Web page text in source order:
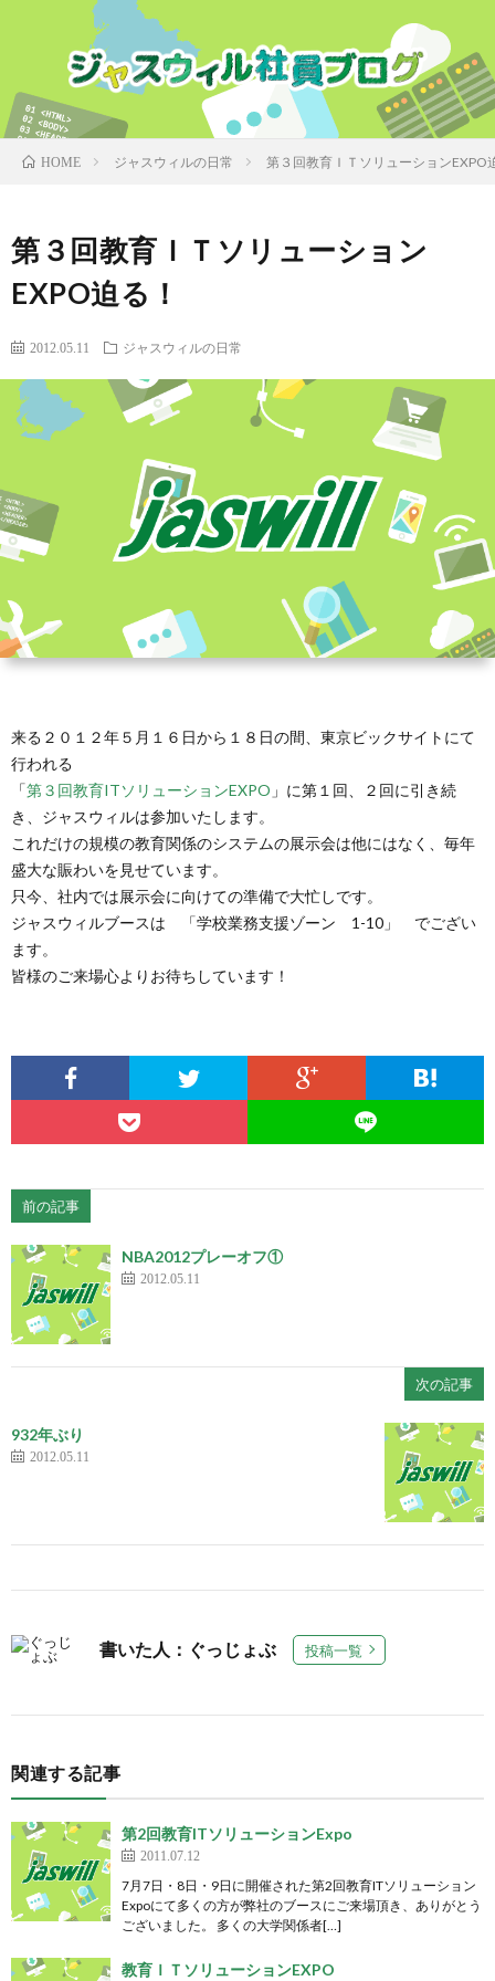
HOME ジャスウィルの日常 第３回教育ＩＴソリューションEXPO
第３回教育ＩＴソリューション
EXPO迫る！
2012.05.11 ジャスウィルの日常
来る２０１２年５月１６日から１８日の間、東京ビックサイトにて
行われる
「第３回教育ITソリューションEXPO 」に第１回、２回に引き続
き、ジャスウィルは参加いたします。
これだけの規模の教育関係のシステムの展示会は他にはなく、毎年
盛大な賑わいを見せています。
只今、社内では展示会に向けての準備で大忙しです。
ジャスウィルブースは 「学校業務支援ゾーン 1-10」 でござい
ます。
皆様のご来場心よりお待ちしています！
前の記事
NBA2012プレーオフ①
2012.05.11
次の記事
932年ぶり
2012.05.11
書いた人：ぐっじょぶ 投稿一覧
関連する記事
第2回教育ITソリューションExpo
2011.07.12
7月7日・8日・9日に開催された第2回教育ITソリューション
Expoにて多くの方が弊社のブースにご来場頂き、ありがとう
ございました。 多くの大学関係者[…]
教育ＩＴソリューションEXPO